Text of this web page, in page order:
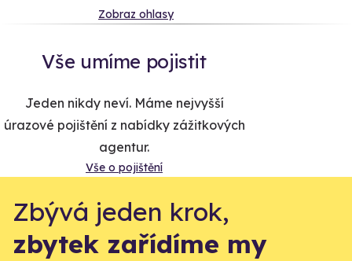
Zobraz ohlasy
Vše umíme pojistit
Jeden nikdy neví. Máme nejvyšší
úrazové pojištění z nabídky zážitkových
agentur.
Vše o pojištění
Zbývá jeden krok,
zbytek zařídíme my